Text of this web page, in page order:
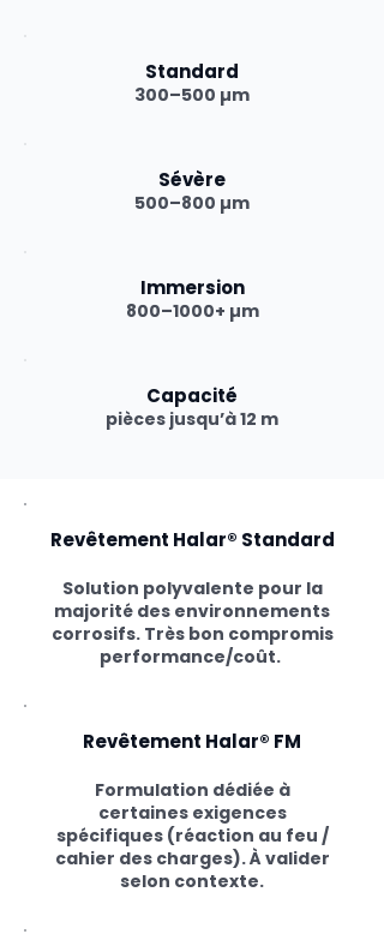
Standard
300–500 µm
Sévère
500–800 µm
Immersion
800–1000+ µm
Capacité
pièces jusqu’à 12 m
Revêtement Halar® Standard
Solution polyvalente pour la
majorité des environnements
corrosifs. Très bon compromis
performance/coût.
Revêtement Halar® FM
Formulation dédiée à
certaines exigences
spécifiques (réaction au feu /
cahier des charges). À valider
selon contexte.